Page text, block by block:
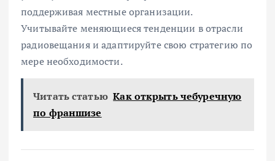
поддерживая местные организации.
Учитывайте меняющиеся тенденции в отрасли
радиовещания и адаптируйте свою стратегию по
мере необходимости.
Читать статью Как открыть чебуречную
по франшизе